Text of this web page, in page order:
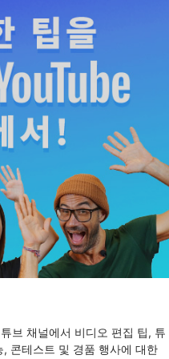
브 채널에서 비디오 편집 팁, 튜
, 콘테스트 및 경품 행사에 대한